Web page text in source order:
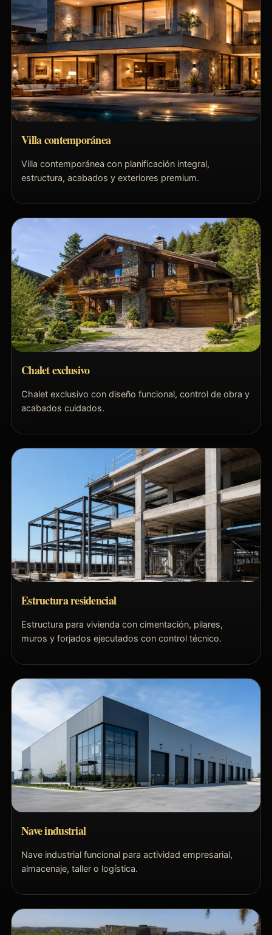
Villa contemporánea
Villa contemporánea con planificación integral,
estructura, acabados y exteriores premium.
Chalet exclusivo
Chalet exclusivo con diseño funcional, control de obra y
acabados cuidados.
Estructura residencial
Estructura para vivienda con cimentación, pilares,
muros y forjados ejecutados con control técnico.
Nave industrial
Nave industrial funcional para actividad empresarial,
almacenaje, taller o logística.